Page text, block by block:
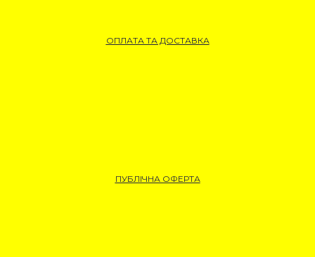
ОПЛАТА ТА ДОСТАВКА
ПУБЛІЧНА ОФЕРТА